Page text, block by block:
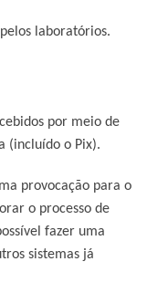
laboratórios.
por meio de
(incluído o Pix).
provocação para o
o processo de
fazer uma
sistemas já